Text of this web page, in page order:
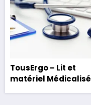
TousErgo – Lit et
matériel Médicalisé